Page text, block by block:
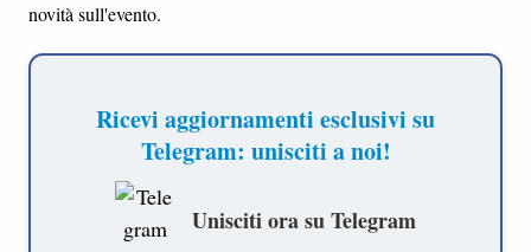
novità sull'evento.
Ricevi aggiornamenti esclusivi su
Telegram: unisciti a noi!
Unisciti ora su Telegram